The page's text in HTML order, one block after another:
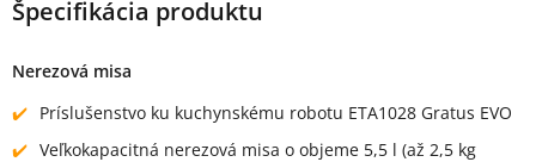
Špecifikácia produktu
Nerezová misa
Príslušenstvo ku kuchynskému robotu ETA1028 Gratus EVO
Veľkokapacitná nerezová misa o objeme 5,5 l (až 2,5 kg